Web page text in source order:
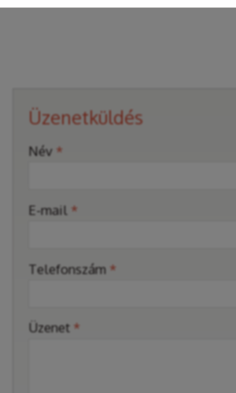
Üzenetküldés
Név *
E-mail *
Telefonszám *
Üzenet *